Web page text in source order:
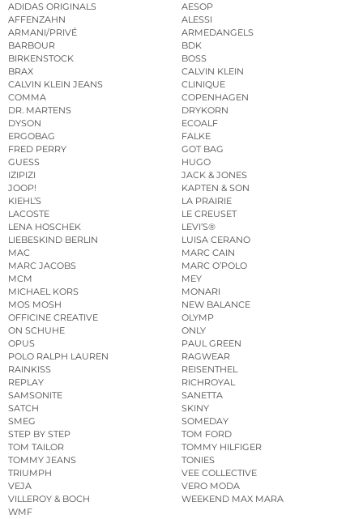
ADIDAS ORIGINALS
AESOP
AFFENZAHN
ALESSI
ARMANI/PRIVÉ
ARMEDANGELS
BARBOUR
BDK
BIRKENSTOCK
BOSS
BRAX
CALVIN KLEIN
CALVIN KLEIN JEANS
CLINIQUE
COMMA
COPENHAGEN
DR. MARTENS
DRYKORN
DYSON
ECOALF
ERGOBAG
FALKE
FRED PERRY
GOT BAG
GUESS
HUGO
IZIPIZI
JACK & JONES
JOOP!
KAPTEN & SON
KIEHL’S
LA PRAIRIE
LACOSTE
LE CREUSET
LENA HOSCHEK
LEVI’S®
LIEBESKIND BERLIN
LUISA CERANO
MAC
MARC CAIN
MARC JACOBS
MARC O’POLO
MCM
MEY
MICHAEL KORS
MONARI
MOS MOSH
NEW BALANCE
OFFICINE CREATIVE
OLYMP
ON SCHUHE
ONLY
OPUS
PAUL GREEN
POLO RALPH LAUREN
RAGWEAR
RAINKISS
REISENTHEL
REPLAY
RICHROYAL
SAMSONITE
SANETTA
SATCH
SKINY
SMEG
SOMEDAY
STEP BY STEP
TOM FORD
TOM TAILOR
TOMMY HILFIGER
TOMMY JEANS
TONIES
TRIUMPH
VEE COLLECTIVE
VEJA
VERO MODA
VILLEROY & BOCH
WEEKEND MAX MARA
WMF